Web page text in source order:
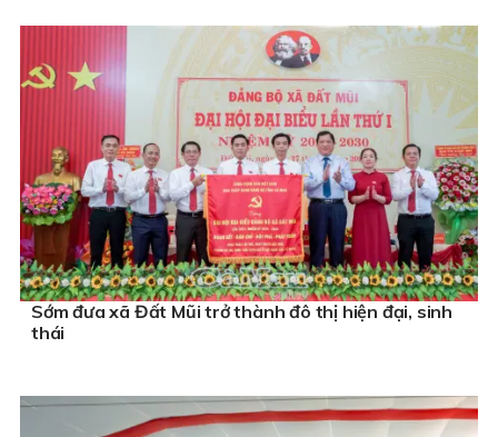
Sớm đưa xã Đất Mũi trở thành đô thị hiện đại, sinh
thái